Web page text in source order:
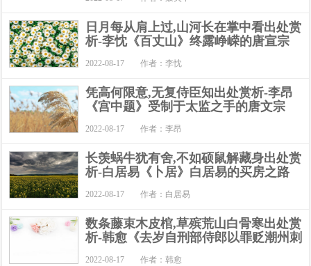
日月每从肩上过,山河长在掌中看出处赏
析-李忱《百丈山》终露峥嵘的唐宣宗
2022-08-17 作者：李忱
凭高何限意,无复侍臣知出处赏析-李昂
《宫中题》受制于太监之手的唐文宗
2022-08-17 作者：李昂
长羡蜗牛犹有舍,不如硕鼠解藏身出处赏
析-白居易《卜居》白居易的买房之路
2022-08-17 作者：白居易
数条藤束木皮棺,草殡荒山白骨寒出处赏
析-韩愈《去岁自刑部侍郎以罪贬潮州刺
2022-08-17 作者：韩愈